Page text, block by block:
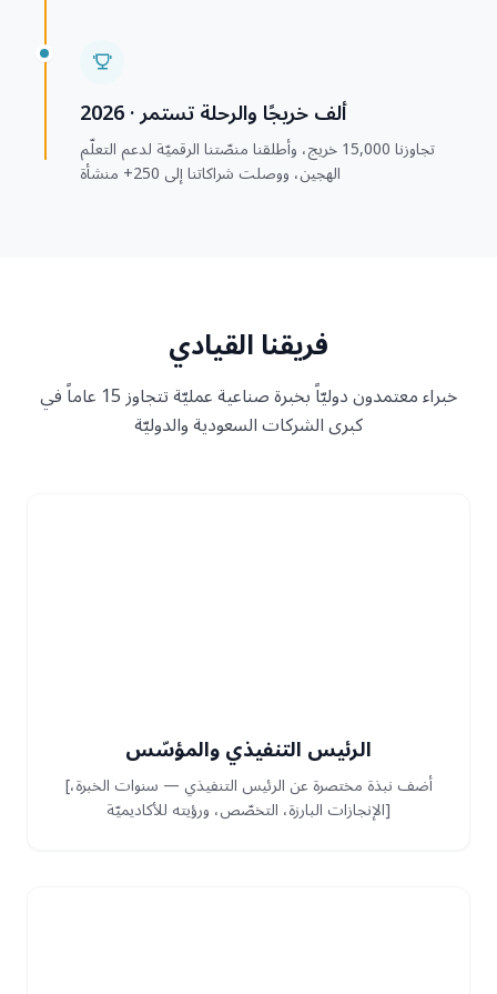
2026 · ألف خريجًا والرحلة تستمر
تجاوزنا 15,000 خريج، وأطلقنا منصّتنا الرقميّة لدعم التعلّم
الهجين، ووصلت شراكاتنا إلى 250+ منشأة
فريقنا القيادي
خبراء معتمدون دوليّاً بخبرة صناعية عمليّة تتجاوز 15 عاماً في
كبرى الشركات السعودية والدوليّة
الرئيس التنفيذي والمؤسّس
[أضف نبذة مختصرة عن الرئيس التنفيذي — سنوات الخبرة،
الإنجازات البارزة، التخصّص، ورؤيته للأكاديميّة]